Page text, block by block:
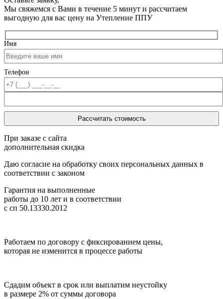
Мы свяжемся с Вами в течение 5 минут и рассчитаем
выгодную для вас цену на Утепление ППУ
Имя
Телефон
При заказе с сайта
дополнительная скидка
Даю согласие на обработку своих персональных данных в
соответствии с законом
Гарантия на выполненные
работы до 10 лет и в соответствии
с сп 50.13330.2012
Работаем по договору с фиксированием цены,
которая не изменится в процессе работы
Сдадим объект в срок или выплатим неустойку
в размере 2% от суммы договора